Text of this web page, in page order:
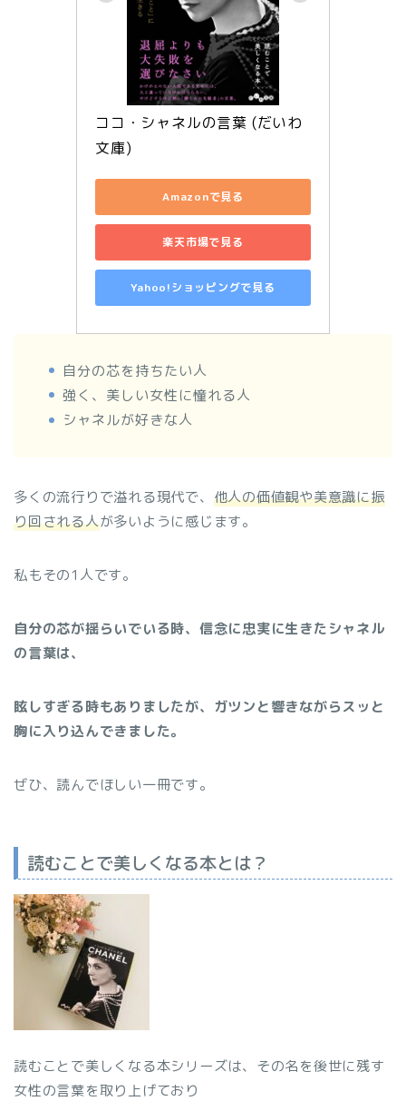
ココ・シャネルの言葉 (だいわ
文庫)
Amazonで見る
楽天市場で見る
Yahoo!ショッピングで見る
自分の芯を持ちたい人
強く、美しい女性に憧れる人
シャネルが好きな人
多くの流行りで溢れる現代で、 他人の価値観や美意識に振
り回される人が多いように感じます。
私もその1人です。
自分の芯が揺らいでいる時、信念に忠実に生きたシャネル
の言葉は、
眩しすぎる時もありましたが、ガツンと響きながらスッと
胸に入り込んできました。
ぜひ、読んでほしい一冊です。
読むことで美しくなる本とは？
読むことで美しくなる本シリーズは、その名を後世に残す
女性の言葉を取り上げており